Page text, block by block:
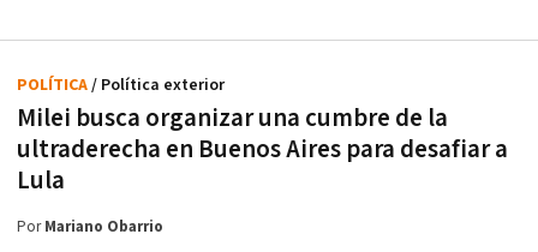
Milei busca organizar una cumbre de la
ultraderecha en Buenos Aires para desafiar a
Lula
POLÍTICA/ Política exterior
PorMariano Obarrio